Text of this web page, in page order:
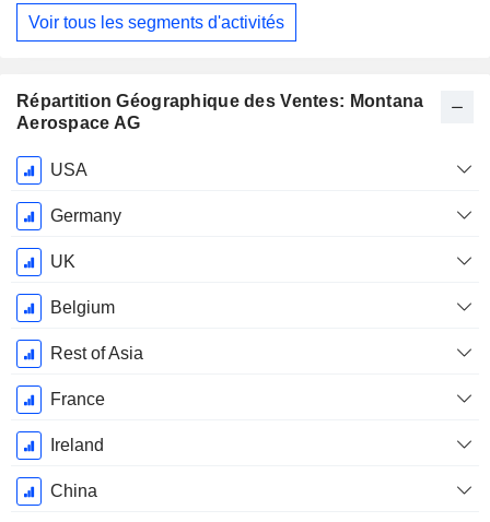
Voir tous les segments d'activités
Répartition Géographique des Ventes: Montana
Aerospace AG
Période
Fiscale:
Décembre
USA
Germany
UK
Belgium
Rest of Asia
France
Ireland
China